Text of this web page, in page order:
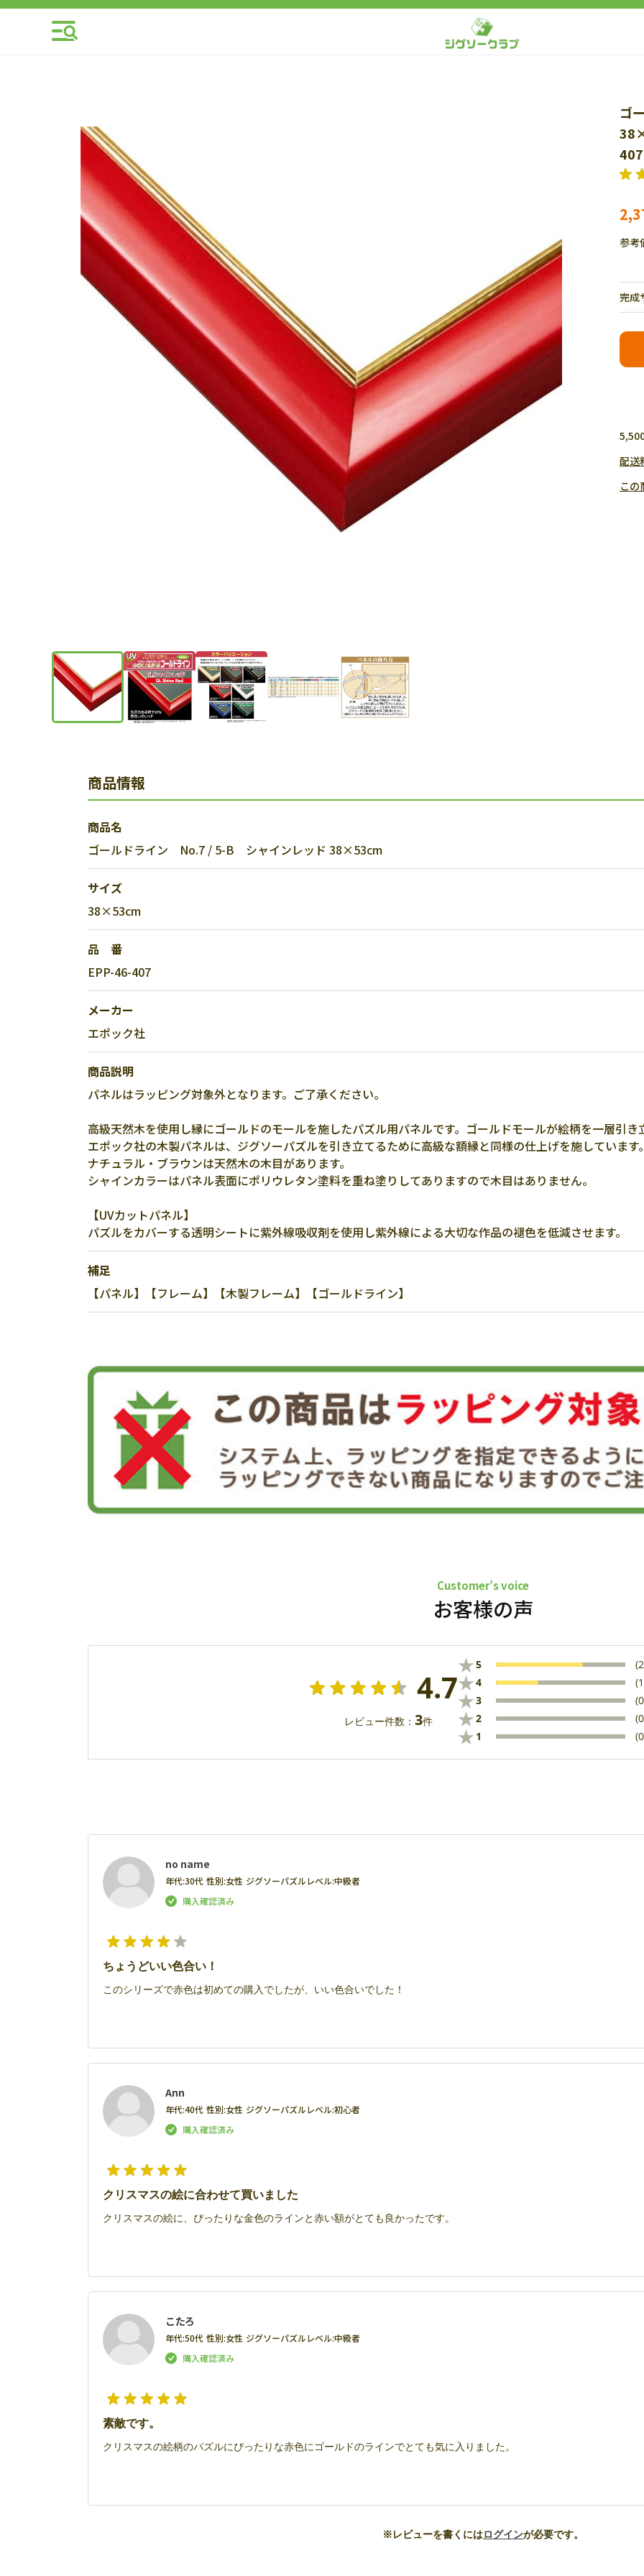
ゴ
参考
完成
配送
この
商品情報
商品名
ゴールドライン No.7 / 5-B シャインレッド 38×53cm
サイズ
38×53cm
品 番
EPP-46-407
メーカー
エポック社
商品説明
パネルはラッピング対象外となります。ご了承ください。
高級天然木を使用し縁にゴールドのモールを施したパズル用パネルです。ゴールドモールが絵柄を一層引き
エポック社の木製パネルは、ジグソーパズルを引き立てるために高級な額縁と同様の仕上げを施しています。
ナチュラル・ブラウンは天然木の木目があります。
シャインカラーはパネル表面にポリウレタン塗料を重ね塗りしてありますので木目はありません。
【UVカットパネル】
パズルをカバーする透明シートに紫外線吸収剤を使用し紫外線による大切な作品の褪色を低減させます。
補足
【パネル】【フレーム】【木製フレーム】【ゴールドライン】
Customer’s voice
お客様の声
4.7
レビュー件数： 3件
★5
★4
★3
★2
★ 1
no name
年代:30代 性別:女性 ジグソーパズルレベル:中級者
ちょうどいい色合い！
このシリーズで赤色は初めての購入でしたが、いい色合いでした！
Ann
年代:40代 性別:女性 ジグソーパズルレベル:初心者
クリスマスの絵に合わせて買いました
クリスマスの絵に、ぴったりな金色のラインと赤い額がとても良かったです。
こたろ
年代:50代 性別:女性 ジグソーパズルレベル:中級者
素敵です。
クリスマスの絵柄のパズルにぴったりな赤色にゴールドのラインでとても気に入りました。
※レビューを書くにはログインが必要です。